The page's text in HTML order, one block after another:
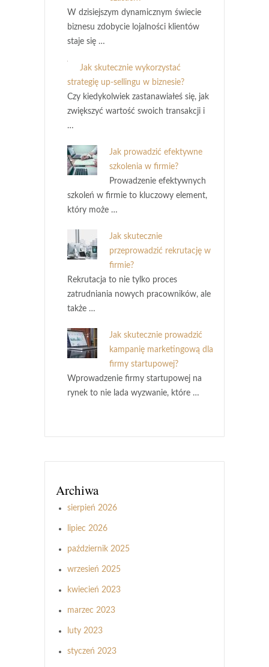
W dzisiejszym dynamicznym świecie
biznesu zdobycie lojalności klientów
staje się …
Jak skutecznie wykorzystać
strategię up-sellingu w biznesie?
Czy kiedykolwiek zastanawiałeś się, jak
zwiększyć wartość swoich transakcji i
…
Jak prowadzić efektywne
szkolenia w firmie?
Prowadzenie efektywnych
szkoleń w firmie to kluczowy element,
który może …
Jak skutecznie
przeprowadzić rekrutację w
firmie?
Rekrutacja to nie tylko proces
zatrudniania nowych pracowników, ale
także …
Jak skutecznie prowadzić
kampanię marketingową dla
firmy startupowej?
Wprowadzenie firmy startupowej na
rynek to nie lada wyzwanie, które …
Archiwa
sierpień 2026
lipiec 2026
październik 2025
wrzesień 2025
kwiecień 2023
marzec 2023
luty 2023
styczeń 2023